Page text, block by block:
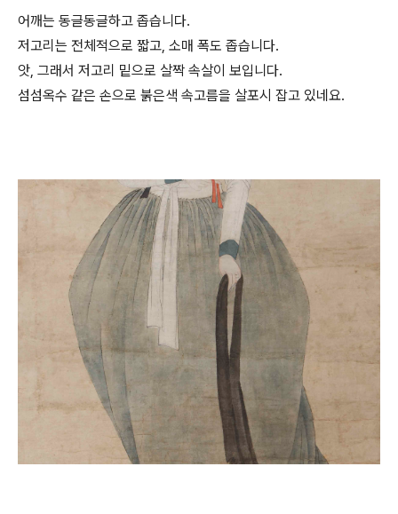
어깨는 동글동글하고 좁습니다.
저고리는 전체적으로 짧고, 소매 폭도 좁습니다.
앗, 그래서 저고리 밑으로 살짝 속살이 보입니다.
섬섬옥수 같은 손으로 붉은색 속고름을 살포시 잡고 있네요.